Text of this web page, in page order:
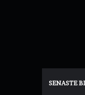
SENASTE